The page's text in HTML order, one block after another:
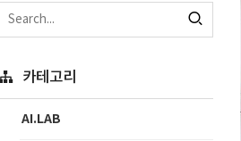
카테고리
AI.LAB